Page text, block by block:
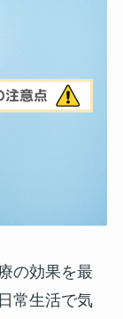
の効果を最
常生活で気